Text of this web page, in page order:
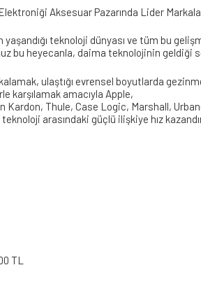
Aksesuar Pazarında Lider
teknoloji dünyası ve tüm bu
bu heyecanla, daima teknolojinin geldiği
ulaştığı evrensel boyutlarda
karşılamak amacıyla Apple,
Kardon, Thule, Case Logic, Marshall,
arasındaki güçlü ilişkiye hız
TL